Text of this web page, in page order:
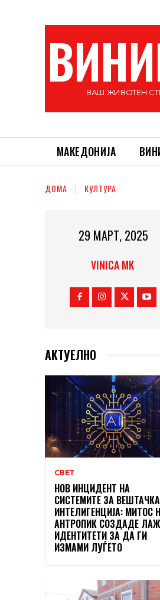
ВАШ ЖИВОТЕН
МАКЕДОНИЈА
ДОМА КУЛТУРА
29 МАРТ, 2025
VINICA MK
АКТУЕЛНО
СВЕТ
НОВ ИНЦИДЕНТ НА
СИСТЕМИТЕ ЗА ВЕШТАЧКА
ИНТЕЛИГЕНЦИЈА: МИТОС
АНТРОПИК СОЗДАДЕ
ИДЕНТИТЕТИ ЗА ДА ГИ
ИЗМАМИ ЛУЃЕТО